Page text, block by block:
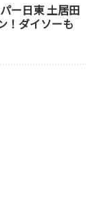
ー日東 土居田
！ダイソーも